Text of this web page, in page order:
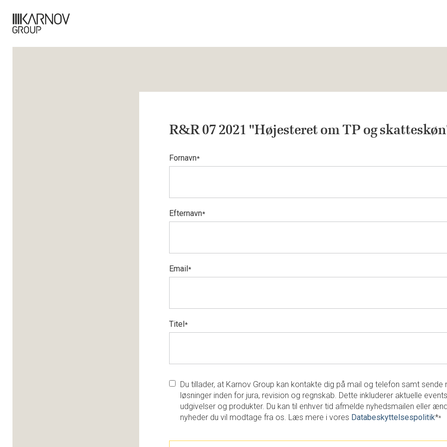
R&R 07 2021 "Højesteret om TP og
Fornavn*
Efternavn*
Email*
Titel*
Du tillader, at Karnov Group kan kontakte dig på mail og telefon samt sende
løsninger inden for jura, revision og regnskab. Dette inkluderer aktuelle
udgivelser og produkter. Du kan til enhver tid afmelde nyhedsmailen eller
nyheder du vil modtage fra os. Læs mere i vores Databeskyttelsespolitik**